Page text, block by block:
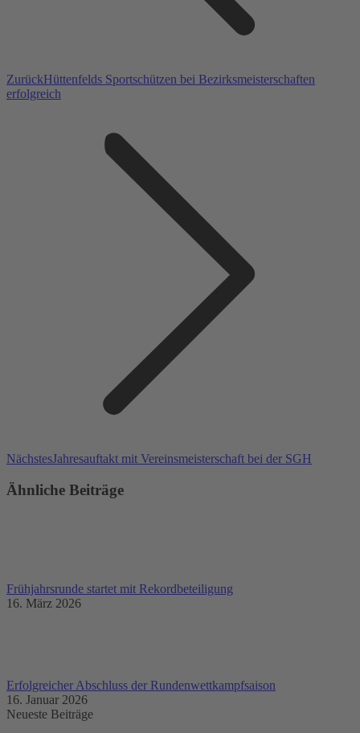
ZurückVorheriger
Beitrag:
Hüttenfelds Sportschützen bei Bezirksmeisterschaften
erfolgreich
NächstesNächster
Jahresauftakt mit Vereinsmeisterschaft bei der SGH
Ähnliche Beiträge
Frühjahrsrunde startet mit Rekordbeteiligung
16. März 2026
Erfolgreicher Abschluss der Rundenwettkampfsaison
16. Januar 2026
Neueste Beiträge